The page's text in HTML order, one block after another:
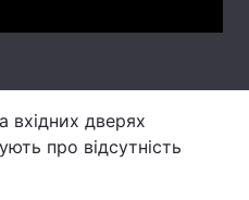
вхідних дверях
про відсутність